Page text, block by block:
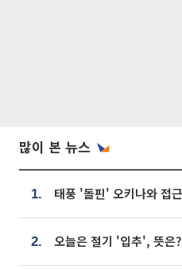
많이 본 뉴스
1.
2. 오늘은 절기 '입추', 뜻은?